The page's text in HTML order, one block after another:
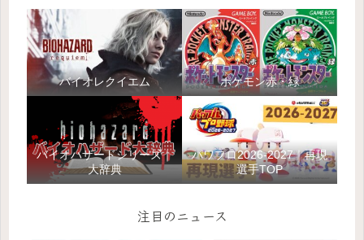
バイオレクイエム ポケモン赤・緑
バイオハザードシリーズ｜
大辞典
パワプロ2026-2027｜再現
選手TOP
注目のニュース